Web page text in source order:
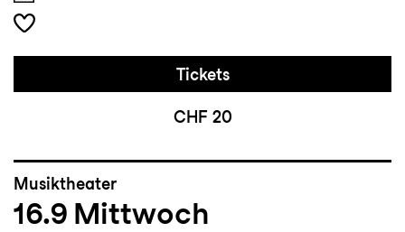
Tickets
CHF 20
Musiktheater
16.9 Mittwoch